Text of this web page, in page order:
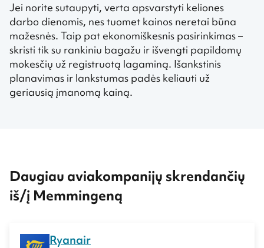
Jei norite sutaupyti, verta apsvarstyti keliones
darbo dienomis, nes tuomet kainos neretai būna
mažesnės. Taip pat ekonomiškesnis pasirinkimas –
skristi tik su rankiniu bagažu ir išvengti papildomų
mokesčių už registruotą lagaminą. Išankstinis
planavimas ir lankstumas padės keliauti už
geriausią įmanomą kainą.
Daugiau aviakompanijų skrendančių
iš/į Memmingeną
Ryanair